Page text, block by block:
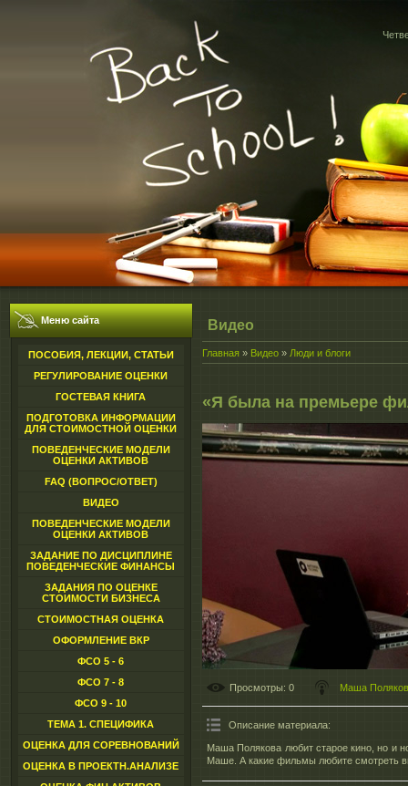
Меню сайта
ПОСОБИЯ, ЛЕКЦИИ, СТАТЬИ
РЕГУЛИРОВАНИЕ ОЦЕНКИ
ГОСТЕВАЯ КНИГА
ПОДГОТОВКА ИНФОРМАЦИИ
ДЛЯ СТОИМОСТНОЙ ОЦЕНКИ
ПОВЕДЕНЧЕСКИЕ МОДЕЛИ
ОЦЕНКИ АКТИВОВ
FAQ (ВОПРОС/ОТВЕТ)
ВИДЕО
ПОВЕДЕНЧЕСКИЕ МОДЕЛИ
ОЦЕНКИ АКТИВОВ
ЗАДАНИЕ ПО ДИСЦИПЛИНЕ
ПОВЕДЕНЧЕСКИЕ ФИНАНСЫ
ЗАДАНИЯ ПО ОЦЕНКЕ
СТОИМОСТИ БИЗНЕСА
СТОИМОСТНАЯ ОЦЕНКА
ОФОРМЛЕНИЕ ВКР
ФСО 5 - 6
ФСО 7 - 8
ФСО 9 - 10
ТЕМА 1. СПЕЦИФИКА
ОЦЕНКА ДЛЯ СОРЕВНОВАНИЙ
ОЦЕНКА В ПРОЕКТН.АНАЛИЗЕ
Видео
Главная » Видео » Люди и блоги
«Я была на премьере
Просмотры: 0 Маша
Описание материала:
Маша Полякова любит старое кино, но и
Маше. А какие фильмы любите смотреть